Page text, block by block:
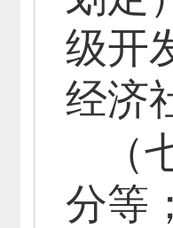
级开
经济
分等